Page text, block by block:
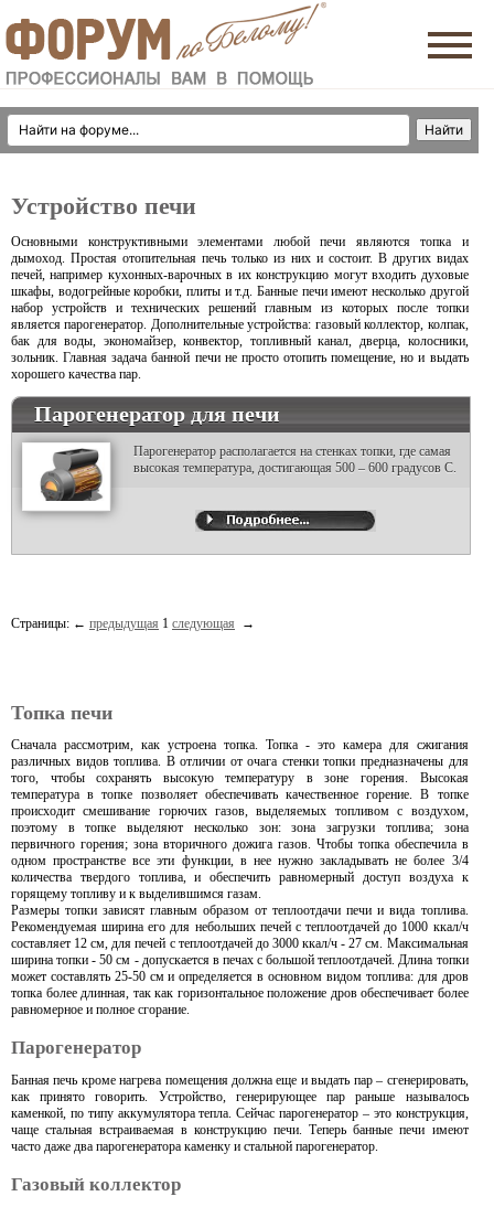
Устройство печи
Основными конструктивными элементами любой печи являются топка и
дымоход. Простая отопительная печь только из них и состоит. В других видах
печей, например кухонных-варочных в их конструкцию могут входить духовые
шкафы, водогрейные коробки, плиты и т.д. Банные печи имеют несколько другой
набор устройств и технических решений главным из которых после топки
является парогенератор. Дополнительные устройства: газовый коллектор, колпак,
бак для воды, экономайзер, конвектор, топливный канал, дверца, колосники,
зольник. Главная задача банной печи не просто отопить помещение, но и выдать
хорошего качества пар.
Парогенератор для печи
Парогенератор располагается на стенках топки, где самая
высокая температура, достигающая 500 – 600 градусов С.
Страницы: ← предыдущая 1 следующая →
Топка печи
Сначала рассмотрим, как устроена топка. Топка - это камера для сжигания
различных видов топлива. В отличии от очага стенки топки предназначены для
того, чтобы сохранять высокую температуру в зоне горения. Высокая
температура в топке позволяет обеспечивать качественное горение. В топке
происходит смешивание горючих газов, выделяемых топливом с воздухом,
поэтому в топке выделяют несколько зон: зона загрузки топлива; зона
первичного горения; зона вторичного дожига газов. Чтобы топка обеспечила в
одном пространстве все эти функции, в нее нужно закладывать не более 3/4
количества твердого топлива, и обеспечить равномерный доступ воздуха к
горящему топливу и к выделившимся газам.
Размеры топки зависят главным образом от теплоотдачи печи и вида топлива.
Рекомендуемая ширина его для небольших печей с теплоотдачей до 1000 ккал/ч
составляет 12 см, для печей с теплоотдачей до 3000 ккал/ч - 27 см. Максимальная
ширина топки - 50 см - допускается в печах с большой теплоотдачей. Длина топки
может составлять 25-50 см и определяется в основном видом топлива: для дров
топка более длинная, так как горизонтальное положение дров обеспечивает более
равномерное и полное сгорание.
Парогенератор
Банная печь кроме нагрева помещения должна еще и выдать пар – сгенерировать,
как принято говорить. Устройство, генерирующее пар раньше называлось
каменкой, по типу аккумулятора тепла. Сейчас парогенератор – это конструкция,
чаще стальная встраиваемая в конструкцию печи. Теперь банные печи имеют
часто даже два парогенератора каменку и стальной парогенератор.
Газовый коллектор